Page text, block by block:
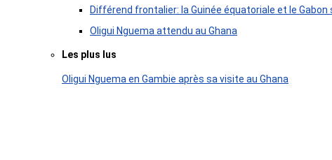
Différend frontalier: la Guinée équatoriale et le
Oligui Nguema attendu au Ghana
Les plus lus
Oligui Nguema en Gambie après sa visite au Ghana